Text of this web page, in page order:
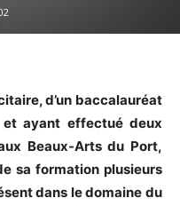
d’un baccalauréat
et ayant effectué deux
Beaux-Arts du Port,
sa formation plusieurs
dans le domaine du